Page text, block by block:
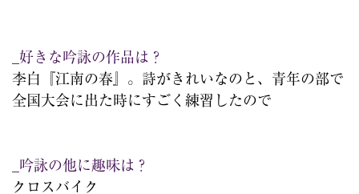
_好きな吟詠の作品は？
李白『江南の春』。詩がきれいなのと、青年の部で
全国大会に出た時にすごく練習したので
_吟詠の他に趣味は？
クロスバイク